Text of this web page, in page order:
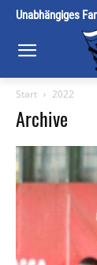
Unabhängiges
Start 2022
Archive